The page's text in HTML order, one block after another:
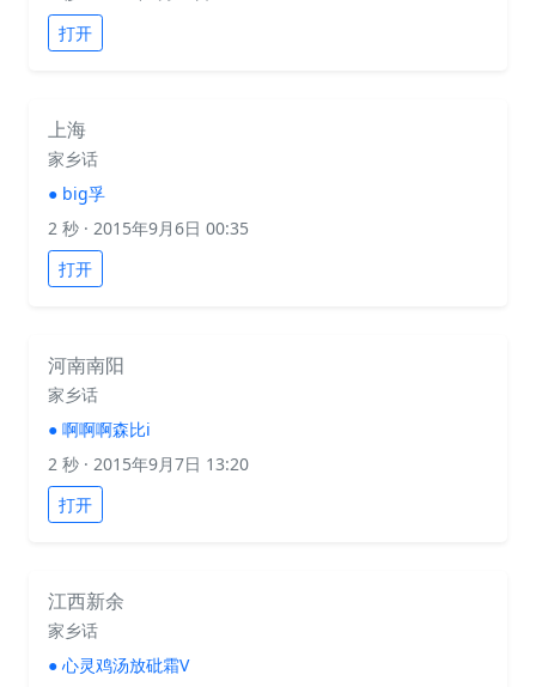
打开
上海
家乡话
● big孚
2 秒 · 2015年9月6日 00:35
打开
河南南阳
家乡话
● 啊啊啊森比i
2 秒 · 2015年9月7日 13:20
打开
江西新余
家乡话
● 心灵鸡汤放砒霜V